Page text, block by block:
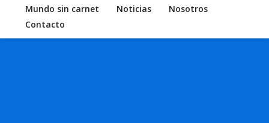
Mundo sin carnet
Noticias
Nosotros
Contacto